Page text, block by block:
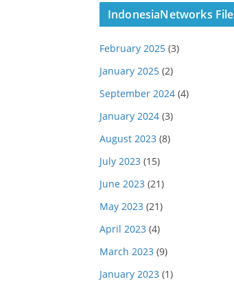
IndonesiaNetworks File
February 2025 (3)
January 2025 (2)
September 2024 (4)
January 2024 (3)
August 2023 (8)
July 2023 (15)
June 2023 (21)
May 2023 (21)
April 2023 (4)
March 2023 (9)
January 2023 (1)